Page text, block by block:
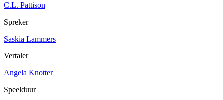
C.L. Pattison
Spreker
Saskia Lammers
Vertaler
Angela Knotter
Speelduur